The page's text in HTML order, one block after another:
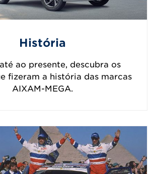
História
ao presente, descubra os
fizeram a história das marcas
AIXAM-MEGA.